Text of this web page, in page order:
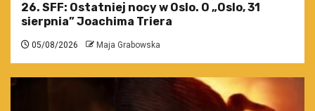
26. SFF: Ostatniej nocy w Oslo. O „Oslo, 31
sierpnia” Joachima Triera
05/08/2026 Maja Grabowska